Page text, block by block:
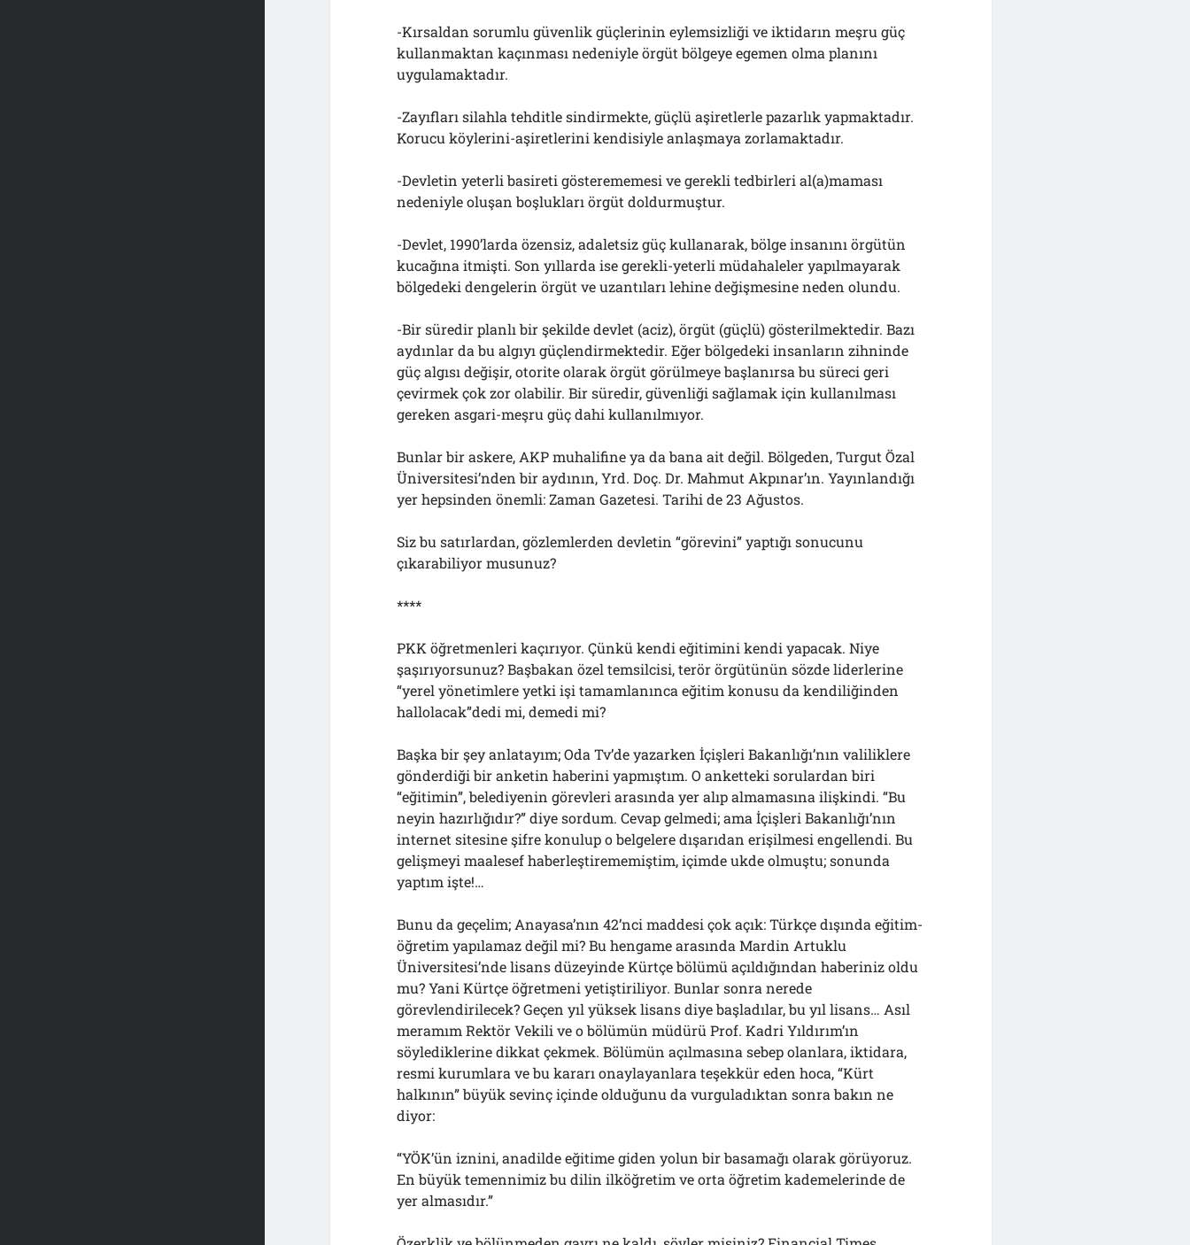
-Kırsaldan sorumlu güvenlik güçlerinin eylemsizliği ve iktidarın meşru güç
kullanmaktan kaçınması nedeniyle örgüt bölgeye egemen olma planını
uygulamaktadır.
-Zayıfları silahla tehditle sindirmekte, güçlü aşiretlerle pazarlık yapmaktadır.
Korucu köylerini-aşiretlerini kendisiyle anlaşmaya zorlamaktadır.
-Devletin yeterli basireti gösterememesi ve gerekli tedbirleri al(a)maması
nedeniyle oluşan boşlukları örgüt doldurmuştur.
-Devlet, 1990’larda özensiz, adaletsiz güç kullanarak, bölge insanını örgütün
kucağına itmişti. Son yıllarda ise gerekli-yeterli müdahaleler yapılmayarak
bölgedeki dengelerin örgüt ve uzantıları lehine değişmesine neden olundu.
-Bir süredir planlı bir şekilde devlet (aciz), örgüt (güçlü) gösterilmektedir. Bazı
aydınlar da bu algıyı güçlendirmektedir. Eğer bölgedeki insanların zihninde
güç algısı değişir, otorite olarak örgüt görülmeye başlanırsa bu süreci geri
çevirmek çok zor olabilir. Bir süredir, güvenliği sağlamak için kullanılması
gereken asgari-meşru güç dahi kullanılmıyor.
Bunlar bir askere, AKP muhalifine ya da bana ait değil. Bölgeden, Turgut Özal
Üniversitesi’nden bir aydının, Yrd. Doç. Dr. Mahmut Akpınar’ın. Yayınlandığı
yer hepsinden önemli: Zaman Gazetesi. Tarihi de 23 Ağustos.
Siz bu satırlardan, gözlemlerden devletin “görevini” yaptığı sonucunu
çıkarabiliyor musunuz?
****
PKK öğretmenleri kaçırıyor. Çünkü kendi eğitimini kendi yapacak. Niye
şaşırıyorsunuz? Başbakan özel temsilcisi, terör örgütünün sözde liderlerine
“yerel yönetimlere yetki işi tamamlanınca eğitim konusu da kendiliğinden
hallolacak”dedi mi, demedi mi?
Başka bir şey anlatayım; Oda Tv’de yazarken İçişleri Bakanlığı’nın valiliklere
gönderdiği bir anketin haberini yapmıştım. O anketteki sorulardan biri
“eğitimin”, belediyenin görevleri arasında yer alıp almamasına ilişkindi. “Bu
neyin hazırlığıdır?” diye sordum. Cevap gelmedi; ama İçişleri Bakanlığı’nın
internet sitesine şifre konulup o belgelere dışarıdan erişilmesi engellendi. Bu
gelişmeyi maalesef haberleştirememiştim, içimde ukde olmuştu; sonunda
yaptım işte!…
Bunu da geçelim; Anayasa’nın 42’nci maddesi çok açık: Türkçe dışında eğitim-
öğretim yapılamaz değil mi? Bu hengame arasında Mardin Artuklu
Üniversitesi’nde lisans düzeyinde Kürtçe bölümü açıldığından haberiniz oldu
mu? Yani Kürtçe öğretmeni yetiştiriliyor. Bunlar sonra nerede
görevlendirilecek? Geçen yıl yüksek lisans diye başladılar, bu yıl lisans… Asıl
meramım Rektör Vekili ve o bölümün müdürü Prof. Kadri Yıldırım’ın
söylediklerine dikkat çekmek. Bölümün açılmasına sebep olanlara, iktidara,
resmi kurumlara ve bu kararı onaylayanlara teşekkür eden hoca, “Kürt
halkının” büyük sevinç içinde olduğunu da vurguladıktan sonra bakın ne
diyor:
“YÖK’ün iznini, anadilde eğitime giden yolun bir basamağı olarak görüyoruz.
En büyük temennimiz bu dilin ilköğretim ve orta öğretim kademelerinde de
yer almasıdır.”